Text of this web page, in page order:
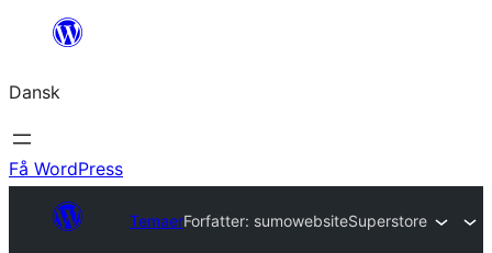
Spring
indhold
Dansk
Få WordPress
TemaerForfatter: sumowebsiteSuperstore